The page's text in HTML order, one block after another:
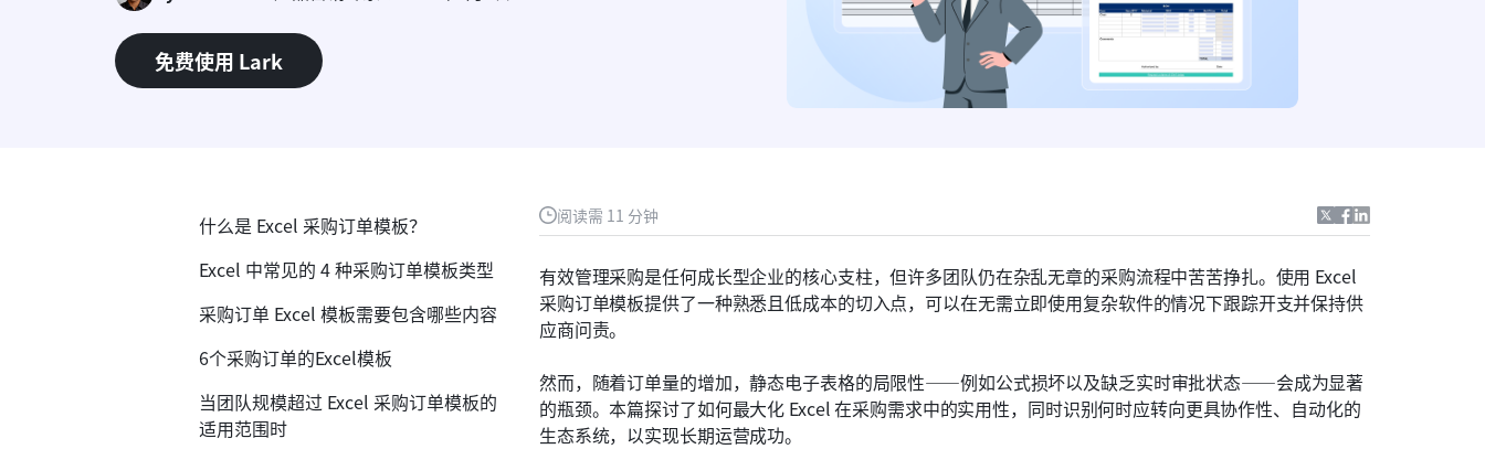
免费使用 Lark
阅读需 11 分钟
有效管理采购是任何成长型企业的核心支柱，但许多团队仍在杂乱无章的采购流程中苦苦挣扎。使用 Excel
采购订单模板提供了一种熟悉且低成本的切入点，可以在无需立即使用复杂软件的情况下跟踪开支并保持供
应商问责。
然而，随着订单量的增加，静态电子表格的局限性——例如公式损坏以及缺乏实时审批状态——会成为显著
的瓶颈。本篇探讨了如何最大化 Excel 在采购需求中的实用性，同时识别何时应转向更具协作性、自动化的
生态系统，以实现长期运营成功。
什么是 Excel 采购订单模板？
Excel 中常见的 4 种采购订单模板类型
采购订单 Excel 模板需要包含哪些内容
6个采购订单的Excel模板
当团队规模超过 Excel 采购订单模板的
适用范围时